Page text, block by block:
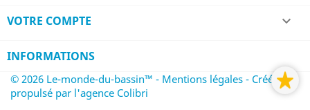
VOTRE COMPTE 
INFORMATIONS
© 2026 Le-monde-du-bassin™ - Mentions légales - Créé et
propulsé par l'agence Colibri